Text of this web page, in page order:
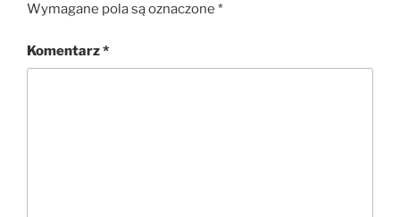
Wymagane pola są oznaczone *
Komentarz*